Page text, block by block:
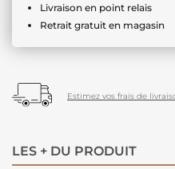
Livraison en point relais
Retrait gratuit en magasin
Estimez vos frais de
LES + DU PRODUIT